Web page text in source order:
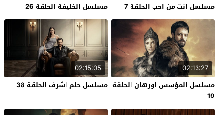
مسلسل انت من احب الحلقة 7
مسلسل الخليفة الحلقة 26
02:13:27
مسلسل المؤسس اورهان الحلقة
19
02:15:05
مسلسل حلم اشرف الحلقة 38